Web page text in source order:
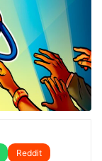
Reddit